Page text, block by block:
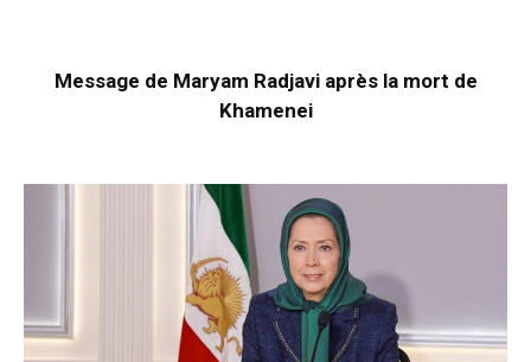
Message de Maryam Radjavi après la mort de
Khamenei